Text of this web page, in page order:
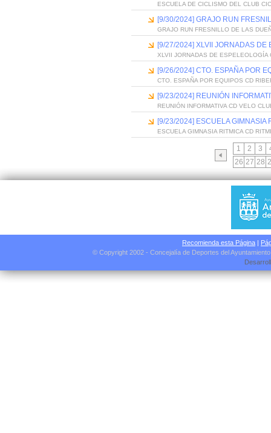
ESCUELA DE CICLISMO DEL CLUB
[9/30/2024] GRAJO RUN
GRAJO RUN FRESNILLO DE LAS
[9/27/2024] XLVII JORNADAS DE
XLVII JORNADAS DE
[9/26/2024] CTO. ESPAÑA POR
CTO. ESPAÑA POR EQUIPOS CD
[9/23/2024] REUNIÓN
REUNIÓN INFORMATIVA CD VELO
[9/23/2024] ESCUELA GIMNASIA
ESCUELA GIMNASIA RITMICA CD
1 2 3
26 27 28
Recomienda esta Página |
© Copyright 2002 - Concejalía de Deportes del